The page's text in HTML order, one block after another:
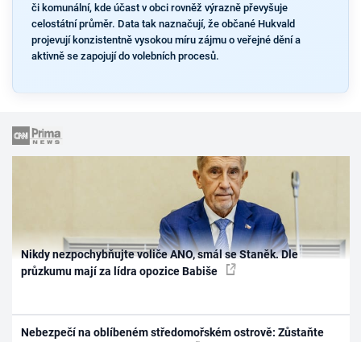
či komunální, kde účast v obci rovněž výrazně převyšuje
celostátní průměr. Data tak naznačují, že občané Hukvald
projevují konzistentně vysokou míru zájmu o veřejné dění a
aktivně se zapojují do volebních procesů.
Nikdy nezpochybňujte voliče ANO, smál se Staněk. Dle
průzkumu mají za lídra opozice Babiše
Nebezpečí na oblíbeném středomořském ostrově: Zůstaňte